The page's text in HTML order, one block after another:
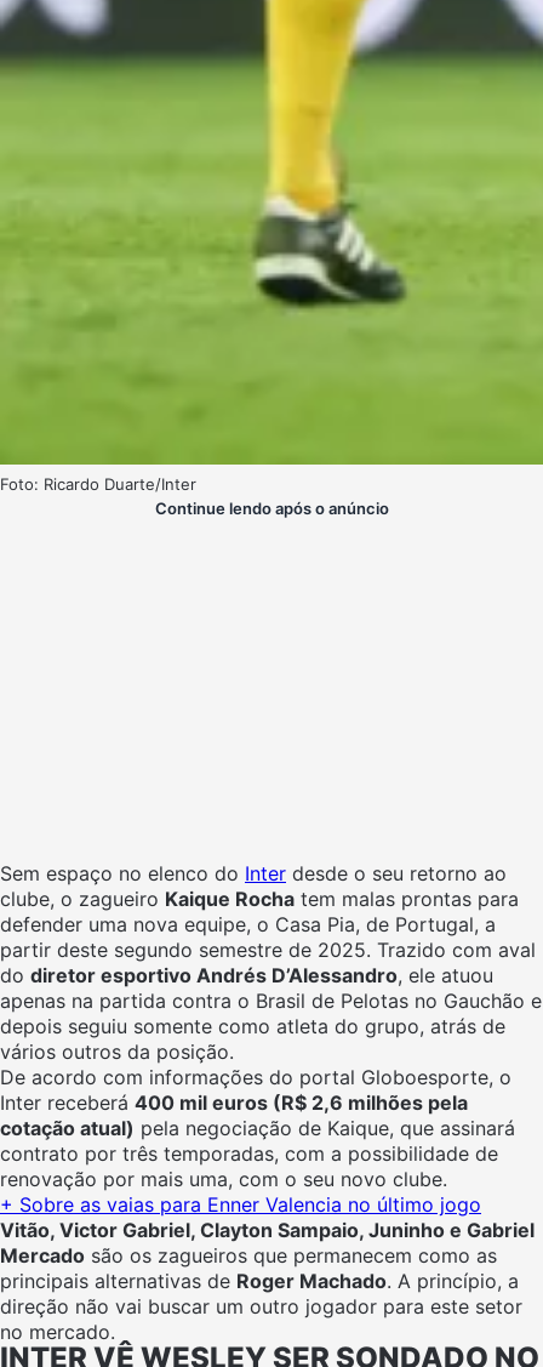
Foto: Ricardo Duarte/Inter
Continue lendo após o anúncio
Sem espaço no elenco do Inter desde o seu retorno ao
clube, o zagueiro Kaique Rocha tem malas prontas para
defender uma nova equipe, o Casa Pia, de Portugal, a
partir deste segundo semestre de 2025. Trazido com aval
do diretor esportivo Andrés D’Alessandro, ele atuou
apenas na partida contra o Brasil de Pelotas no Gauchão e
depois seguiu somente como atleta do grupo, atrás de
vários outros da posição.
De acordo com informações do portal Globoesporte, o
Inter receberá 400 mil euros (R$ 2,6 milhões pela
cotação atual) pela negociação de Kaique, que assinará
contrato por três temporadas, com a possibilidade de
renovação por mais uma, com o seu novo clube.
+ Sobre as vaias para Enner Valencia no último jogo
Vitão, Victor Gabriel, Clayton Sampaio, Juninho e Gabriel
Mercado são os zagueiros que permanecem como as
principais alternativas de Roger Machado. A princípio, a
direção não vai buscar um outro jogador para este setor
no mercado.
INTER VÊ WESLEY SER SONDADO NO